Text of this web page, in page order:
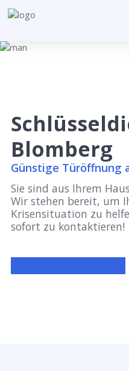
Blomberg
Günstige Türöffnung
Sie sind aus Ihrem
Wir stehen bereit, um
Krisensituation zu
sofort zu kontaktieren!